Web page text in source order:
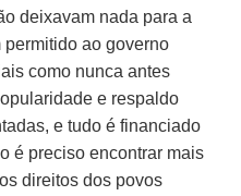
deixavam nada para a
ao governo
como nunca antes
e respaldo
e tudo é financiado
é preciso encontrar mais
direitos dos povos